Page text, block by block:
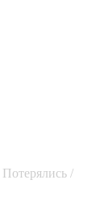
Потерялись /